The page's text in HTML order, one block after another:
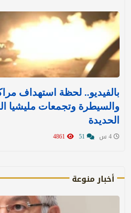
بالفيديو.. لحظة استهداف
والسيطرة وتجمعات مليشيا
الحديدة
أخبار منوعة